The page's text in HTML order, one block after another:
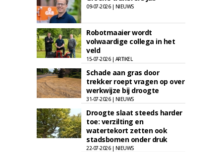
09-07-2026 | NIEUWS
Robotmaaier wordt
volwaardige collega in het
veld
15-07-2026 | ARTIKEL
Schade aan gras door
trekker roept vragen op over
werkwijze bij droogte
31-07-2026 | NIEUWS
Droogte slaat steeds harder
toe: verzilting en
watertekort zetten ook
stadsbomen onder druk
22-07-2026 | NIEUWS